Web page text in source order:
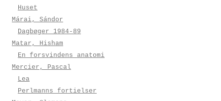
Huset
Márai, Sándor
Dagbøger 1984-89
Matar, Hisham
En forsvindens anatomi
Mercier, Pascal
Lea
Perlmanns fortielser